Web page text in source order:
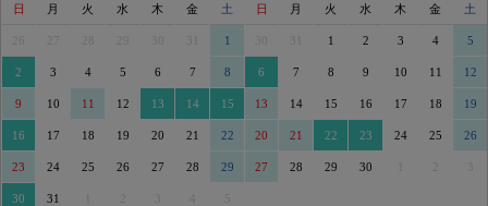
日 月 火 水 木 金 土
29 1
2 3 4 5 6 7 8
9 10 11 12 13 14 15
16 17 18 19 20 21 22
23 24 25 26 27 28 29
30 31
日 月 火 水 木 金 土
1 2 3 4 5
6 7 8 9 10 11 12
13 14 15 16 17 18 19
20 21 22 23 24 25 26
27 28 29 30